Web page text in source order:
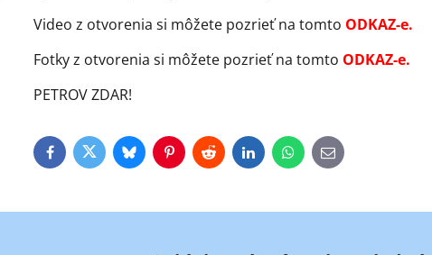
Video z otvorenia si môžete pozrieť na tomto ODKAZ-e.
Fotky z otvorenia si môžete pozrieť na tomto ODKAZ-e.
PETROV ZDAR!
FacebookTwitterBlueskyPinterestRedditLinkedInWhatsApp
E-
mail